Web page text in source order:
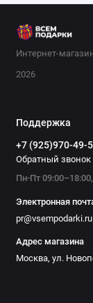
рождения
Интернет-
2026
Поддержка
+7 (925)970-49-
Обратный звонок
Пн-Пт
Электронная
pr@vsempodarki.ru
Адрес магазина
Москва, ул.